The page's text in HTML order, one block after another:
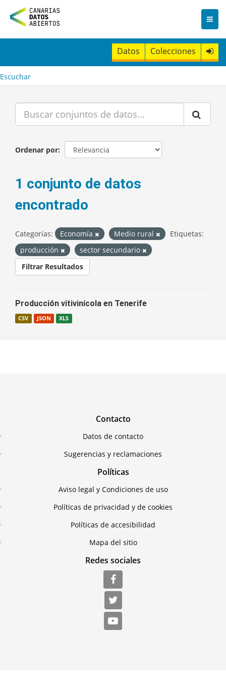
n
t
Datos Colecciones
Escuchar
Ordenar por
1 conjunto de datos
encontrado
Categorías: Economía Medio rural
Etiquetas:
producción
sector secundario
Filtrar Resultados
Producción vitivinícola en Tenerife
CSV JSON XLS
Contacto
Datos de contacto
Sugerencias y reclamaciones
Políticas
Aviso legal y Condiciones de uso
Políticas de privacidad y de cookies
Políticas de accesibilidad
Mapa del sitio
Redes sociales